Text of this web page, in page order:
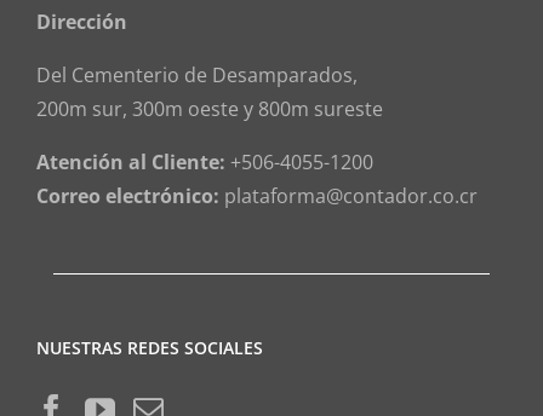
Dirección
Del Cementerio de Desamparados,
200m sur, 300m oeste y 800m sureste
Atención al Cliente: +506-4055-1200
Correo electrónico: plataforma@contador.co.cr
NUESTRAS REDES SOCIALES